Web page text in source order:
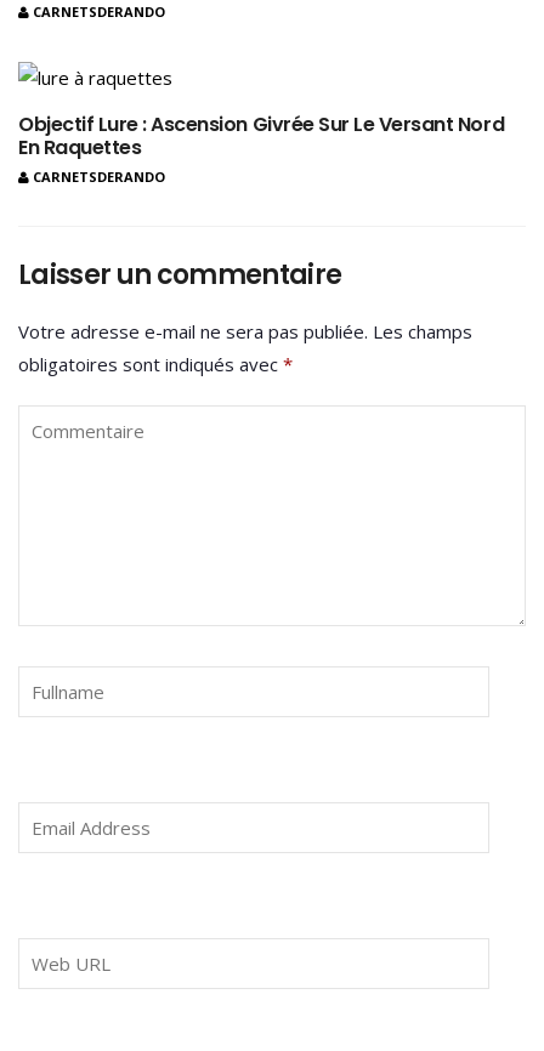
CARNETSDERANDO
Objectif Lure : Ascension Givrée Sur Le Versant Nord
En Raquettes
CARNETSDERANDO
Laisser un commentaire
Votre adresse e-mail ne sera pas publiée. Les champs
obligatoires sont indiqués avec *